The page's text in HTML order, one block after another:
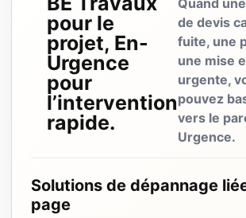
pour le
projet, En-
Urgence
pour
l’intervention
rapide.
Quand
de devis
fuite, une
une mise
urgente,
pouvez
vers le
Urgence.
Solutions de dépannage
page